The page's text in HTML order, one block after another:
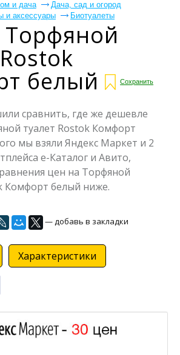
и дача
Дача, сад и огород
и аксессуары
Биотуалеты
Торфяной
белый Сохранить
сравнить, где же дешевле
туалет Rostok Комфорт
мы взяли Яндекс Маркет и 2
е-Каталог и Авито,
цен на Торфяной
Комфорт белый ниже.
— добавь в закладки
Характеристики